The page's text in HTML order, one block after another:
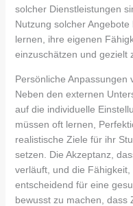
solcher Dienstleistungen
Nutzung solcher
lernen, ihre eigenen
einzuschätzen und gezielt
Persönliche Anpassungen
Neben den externen
auf die individuelle
müssen oft lernen,
realistische Ziele für ihr
setzen. Die Akzeptanz,
verläuft, und die
entscheidend für eine
bewusst zu machen, dass